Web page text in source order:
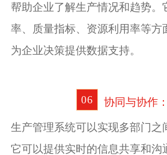
帮助企业了解生产情况和趋势。
率、质量指标、资源利用率等方
为企业决策提供数据支持。
06 协同与协作：
生产管理系统可以实现多部门之
它可以提供实时的信息共享和沟